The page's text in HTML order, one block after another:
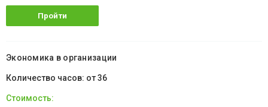
Пройти
Экономика в организации
от 36